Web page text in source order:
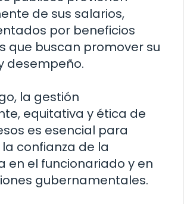
de sus salarios,
por beneficios
que buscan promover su
desempeño.
la gestión
equitativa y ética de
es esencial para
confianza de la
en el funcionariado y en
gubernamentales.